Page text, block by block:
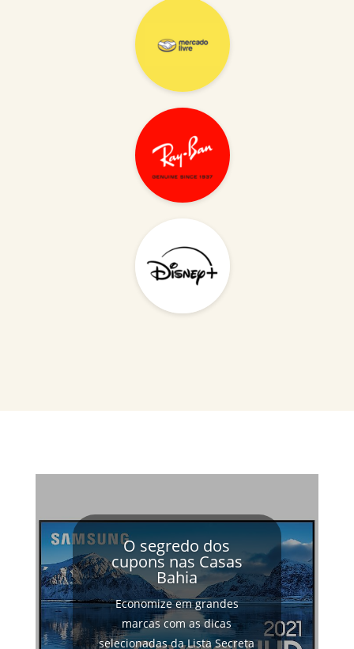
O segredo dos
cupons nas Casas
Bahia
Economize em grandes
marcas com as dicas
selecionadas da Lista Secreta